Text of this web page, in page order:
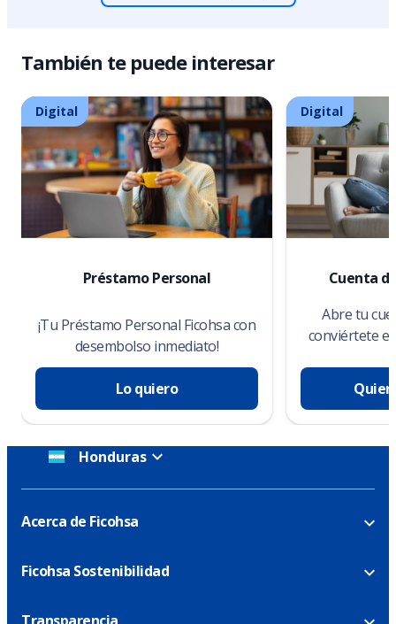
También te puede interesar
Digital
Préstamo Personal
¡Tu Préstamo Personal Ficohsa con
desembolso inmediato!
Lo quiero
Digital
Cuenta
Abre tu
conviértete
Honduras
Acerca de Ficohsa
Ficohsa Sostenibilidad